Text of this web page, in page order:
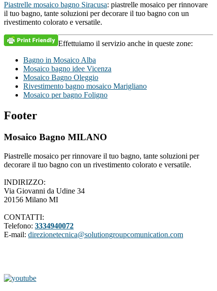
Piastrelle mosaico bagno Siracusa: piastrelle mosaico per rinnovare
il tuo bagno, tante soluzioni per decorare il tuo bagno con un
rivestimento colorato e versatile.
Effettuiamo il servizio anche in queste zone:
Bagno in Mosaico Alba
Mosaico bagno idee Vicenza
Mosaico Bagno Oleggio
Rivestimento bagno mosaico Marigliano
Mosaico per bagno Foligno
Footer
Mosaico Bagno MILANO
Piastrelle mosaico per rinnovare il tuo bagno, tante soluzioni per
decorare il tuo bagno con un rivestimento colorato e versatile.
INDIRIZZO:
Via Giovanni da Udine 34
20156 Milano MI
CONTATTI:
Telefono: 3334940072
E-mail: direzionetecnica@solutiongroupcomunication.com